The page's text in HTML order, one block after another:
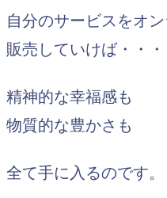
自分のサービスをオ
販売していけば・・・
精神的な幸福感も
物質的な豊かさも
全て手に入るのです。